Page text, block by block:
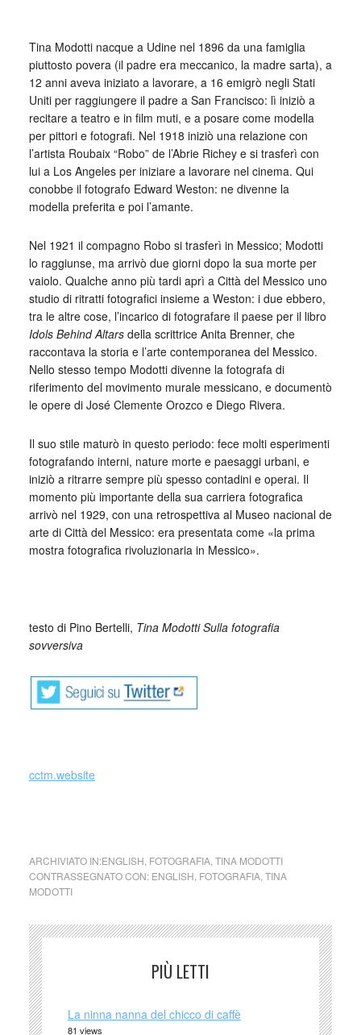
Tina Modotti nacque a Udine nel 1896 da una famiglia
piuttosto povera (il padre era meccanico, la madre sarta), a
12 anni aveva iniziato a lavorare, a 16 emigrò negli Stati
Uniti per raggiungere il padre a San Francisco: lì iniziò a
recitare a teatro e in film muti, e a posare come modella
per pittori e fotografi. Nel 1918 iniziò una relazione con
l’artista Roubaix “Robo” de l’Abrie Richey e si trasferì con
lui a Los Angeles per iniziare a lavorare nel cinema. Qui
conobbe il fotografo Edward Weston: ne divenne la
modella preferita e poi l’amante.
Nel 1921 il compagno Robo si trasferì in Messico; Modotti
lo raggiunse, ma arrivò due giorni dopo la sua morte per
vaiolo. Qualche anno più tardi aprì a Città del Messico uno
studio di ritratti fotografici insieme a Weston: i due ebbero,
tra le altre cose, l’incarico di fotografare il paese per il libro
Idols Behind Altarsdella scrittrice Anita Brenner, che
raccontava la storia e l’arte contemporanea del Messico.
Nello stesso tempo Modotti divenne la fotografa di
riferimento del movimento murale messicano, e documentò
le opere di José Clemente Orozco e Diego Rivera.
Il suo stile maturò in questo periodo: fece molti esperimenti
fotografando interni, nature morte e paesaggi urbani, e
iniziò a ritrarre sempre più spesso contadini e operai. Il
momento più importante della sua carriera fotografica
arrivò nel 1929, con una retrospettiva al Museo nacional de
arte di Città del Messico: era presentata come «la prima
mostra fotografica rivoluzionaria in Messico».
testo di Pino Bertelli, Tina Modotti Sulla fotografia
sovversiva
cctm.website
ARCHIVIATO IN:ENGLISH FOTOGRAFIA, TINA MODOTTI
CONTRASSEGNATO CON: ENGLISH FOTOGRAFIA, TINA
MODOTTI
PIÙ LETTI
La ninna nanna del chicco di caffè
81 views